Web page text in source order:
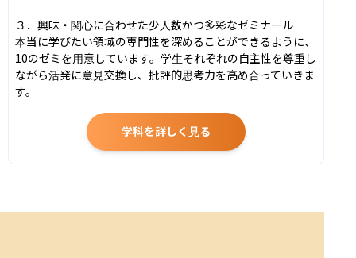
３．興味・関心に合わせた少人数かつ多彩なゼミナール
本当に学びたい領域の専門性を深めることができるように、
10のゼミを用意しています。学生それぞれの自主性を尊重し
ながら活発に意見交換し、批評的思考力を高め合っていきま
す。
学科を詳しく見る